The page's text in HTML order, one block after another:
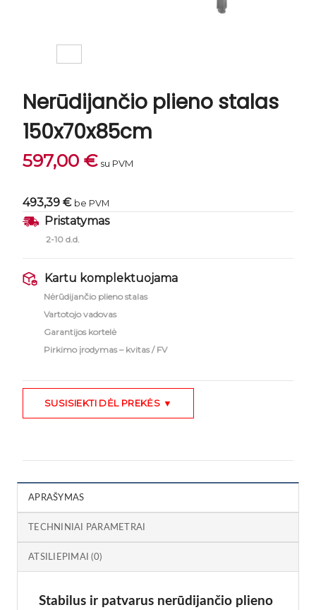
Nerūdijančio plieno stalas
150x70x85cm
597,00 € su PVM
493,39 € be PVM
Pristatymas
2-10 d.d.
Kartu komplektuojama
Nėrūdijančio plieno stalas
Vartotojo vadovas
Garantijos kortelė
Pirkimo įrodymas – kvitas / FV
SUSISIEKTI DĖL PREKĖS ▼
APRAŠYMAS
TECHNINIAI PARAMETRAI
ATSILIEPIMAI (0)
Stabilus ir patvarus nerūdijančio plieno